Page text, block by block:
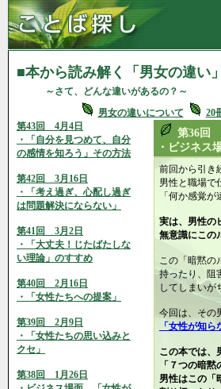
■本から読み解く「男女の違い
～さて、どんな違いがあるの？～
男女の違いについて
20
第43回 4月4日
・「自分を見つめて、自分
の感情を知ろう」その方法
第42回 3月16日
・「考え過ぎ、心配し過ぎ
は問題解決にならない」
第41回 3月2日
・「大丈夫！じたばたしな
い理論」のすすめ
第40回 2月16日
・「女性たちへの提案」
第39回 2月9日
・「女性たちの思い込みと
クセ」
第38回 1月26日
第36回
・ビジネス
前回から引き
男性と職場で
「何か感覚
実は、男性の
無意識にこの
この「暗黙の
持ったり、阻
してしまいが
今回は、その
「女性が知
この本では、
「７つの暗
男性はこの「